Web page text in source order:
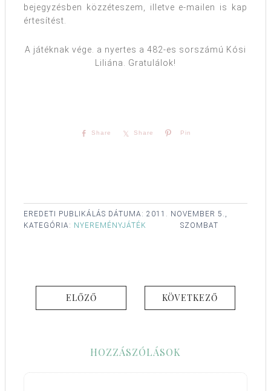
bejegyzésben közzéteszem, illetve e-mailen is kap
értesítést.
A játéknak vége. a nyertes a 482-es sorszámú Kósi
Liliána. Gratulálok!
Share Share Pin
EREDETI PUBLIKÁLÁS DÁTUMA: 2011. NOVEMBER 5.,
SZOMBAT
KATEGÓRIA: NYEREMÉNYJÁTÉK
ELŐZŐ KÖVETKEZŐ
HOZZÁSZÓLÁSOK